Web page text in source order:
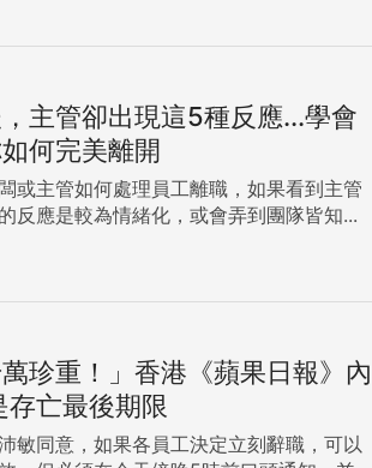
離職原因。 三、信件告知 可以
息，一封簡單明瞭的信件通知，除了讓內
還可以為部門做最後一件事：佈局交接同
覺
，而是應該要讓大家知道，只有厲害的角
工作，至於你自己好不好？應該要讓別人
容，那要看你過去的內外經營與個人風
代接手者、離職原因與對公司的感謝，是
可以讓
關訊息，以便後續留下一條人際關係的
發喜帖一樣，若他人覺得您應該當面或是
從他人那裏得知，這感覺總不會太好，所
際智慧囉。 離職通知讓我再次學
，下崗靠智慧」這句話。好的通知技巧，
非你想切斷所有關係。 最後的叮嚀
主管卻出現這5種反應...學會
何完美離開
或主管如何處理員工離職，如果看到主管
的反應是較為情緒化，或會弄到團隊皆知...
萬珍重！」香港《蘋果日報》內
亡最後期限
敏同意，如果各員工決定立刻辭職，可以